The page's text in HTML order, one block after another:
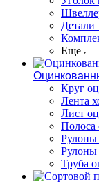
Детали
Еще
Круг
Лента
Лист
Полоса
Рулоны
Рулоны
Труба